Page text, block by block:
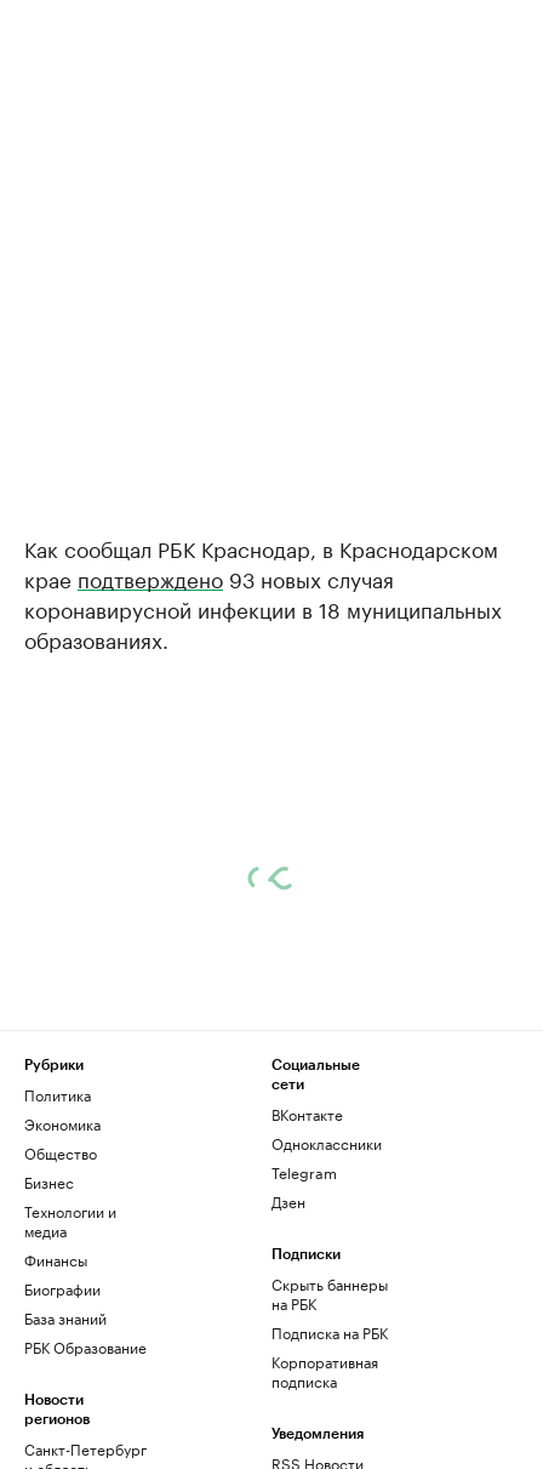
Как сообщал РБК Краснодар, в Краснодарском
крае подтверждено 93 новых случая
коронавирусной инфекции в 18 муниципальных
образованиях.
Рубрики
Политика
Экономика
Общество
Бизнес
Технологии и
медиа
Финансы
Биографии
База знаний
РБК Образование
Новости
регионов
Санкт-Петербург
Социальные
сети
ВКонтакте
Одноклассники
Telegram
Дзен
Подписки
Скрыть баннеры
на РБК
Подписка на РБК
Корпоративная
подписка
Уведомления
RSS Новости